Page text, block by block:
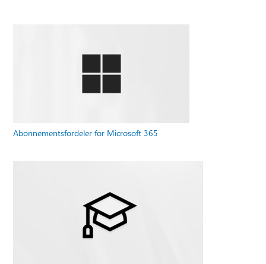
Abonnementsfordeler for Microsoft 365